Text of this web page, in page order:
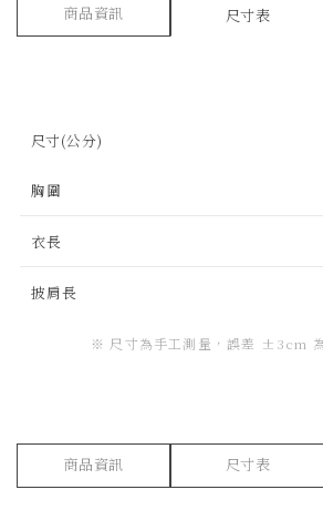
商品資訊 尺寸表
尺寸(公分)
胸圍
衣長
披肩長
商品資訊 尺寸表